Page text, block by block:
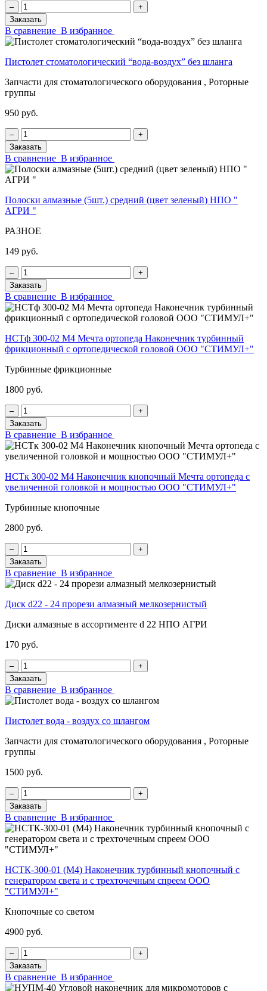
‒
+
Заказать
В сравнение В избранное
Пистолет стоматологический “вода-воздух” без шланга
Запчасти для стоматологического оборудования , Роторные
группы
950 руб.
‒
+
Заказать
В сравнение В избранное
Полоски алмазные (5шт.) средний (цвет зеленый) НПО "
АГРИ "
РАЗНОЕ
149 руб.
‒
+
Заказать
В сравнение В избранное
НСТф 300-02 М4 Мечта ортопеда Наконечник турбинный
фрикционный с ортопедической головой ООО "СТИМУЛ+"
Турбинные фрикционные
1800 руб.
‒
+
Заказать
В сравнение В избранное
НСТк 300-02 М4 Наконечник кнопочный Мечта ортопеда с
увеличенной головкой и мощностью ООО "СТИМУЛ+"
Турбинные кнопочные
2800 руб.
‒
+
Заказать
В сравнение В избранное
Диск d22 - 24 прорези алмазный мелкозернистый
Диски алмазные в ассортименте d 22 НПО АГРИ
170 руб.
‒
+
Заказать
В сравнение В избранное
Пистолет вода - воздух со шлангом
Запчасти для стоматологического оборудования , Роторные
группы
1500 руб.
‒
+
Заказать
В сравнение В избранное
НСТК-300-01 (М4) Наконечник турбинный кнопочный с
генератором света и с трехточечным спреем ООО
"СТИМУЛ+"
Кнопочные со светом
4900 руб.
‒
+
Заказать
В сравнение В избранное